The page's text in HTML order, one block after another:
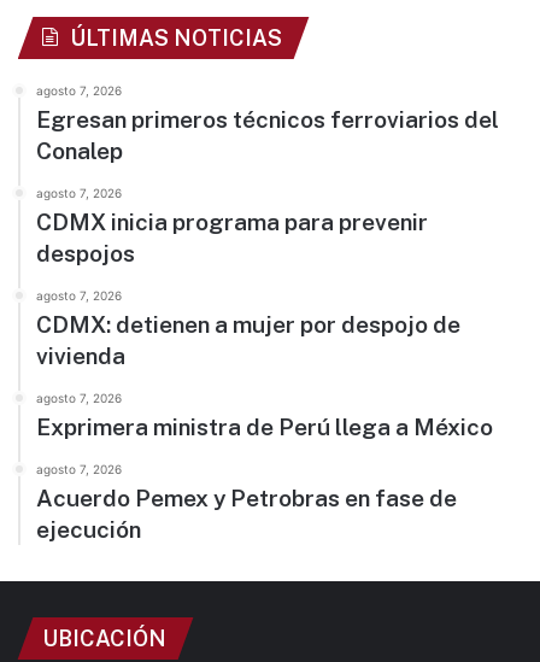
ÚLTIMAS NOTICIAS
agosto 7, 2026
Egresan primeros técnicos ferroviarios del
Conalep
agosto 7, 2026
CDMX inicia programa para prevenir
despojos
agosto 7, 2026
CDMX: detienen a mujer por despojo de
vivienda
agosto 7, 2026
Exprimera ministra de Perú llega a México
agosto 7, 2026
Acuerdo Pemex y Petrobras en fase de
ejecución
UBICACIÓN